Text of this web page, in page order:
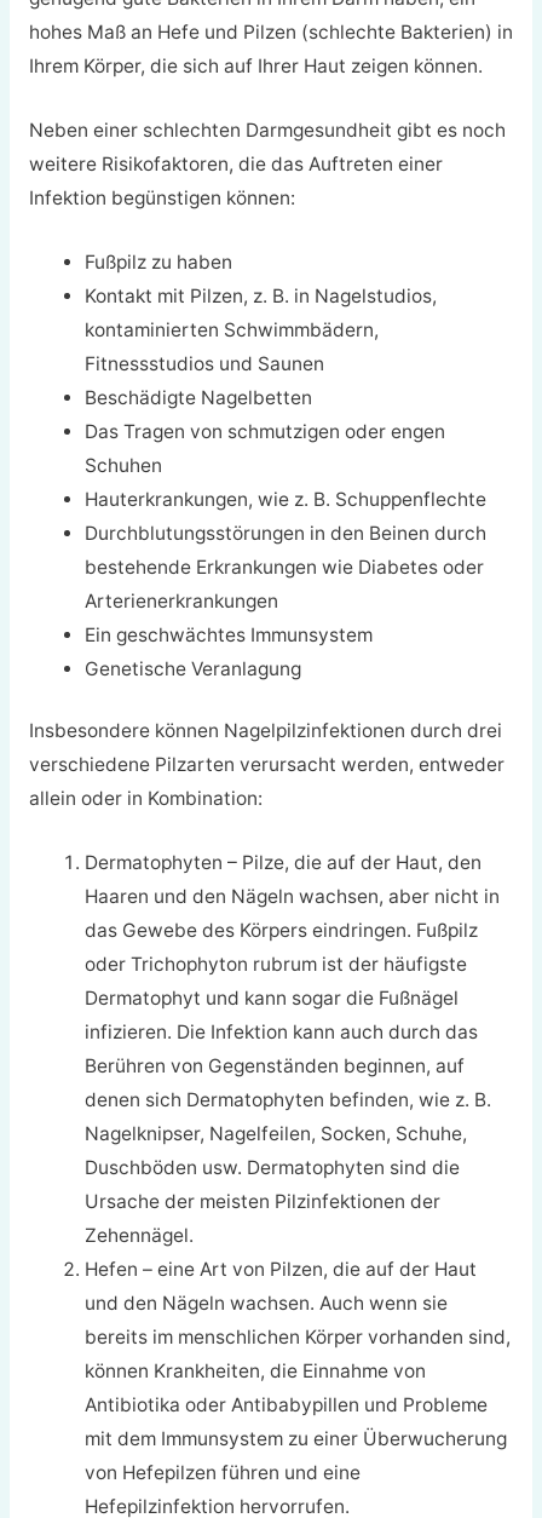
hohes Maß an Hefe und Pilzen (schlechte Bakterien) in
Ihrem Körper, die sich auf Ihrer Haut zeigen können.
Neben einer schlechten Darmgesundheit gibt es noch
weitere Risikofaktoren, die das Auftreten einer
Infektion begünstigen können:
Fußpilz zu haben
Kontakt mit Pilzen, z. B. in Nagelstudios,
kontaminierten Schwimmbädern,
Fitnessstudios und Saunen
Beschädigte Nagelbetten
Das Tragen von schmutzigen oder engen
Schuhen
Hauterkrankungen, wie z. B. Schuppenflechte
Durchblutungsstörungen in den Beinen durch
bestehende Erkrankungen wie Diabetes oder
Arterienerkrankungen
Ein geschwächtes Immunsystem
Genetische Veranlagung
Insbesondere können Nagelpilzinfektionen durch drei
verschiedene Pilzarten verursacht werden, entweder
allein oder in Kombination:
Dermatophyten – Pilze, die auf der Haut, den
Haaren und den Nägeln wachsen, aber nicht in
das Gewebe des Körpers eindringen. Fußpilz
oder Trichophyton rubrum ist der häufigste
Dermatophyt und kann sogar die Fußnägel
infizieren. Die Infektion kann auch durch das
Berühren von Gegenständen beginnen, auf
denen sich Dermatophyten befinden, wie z. B.
Nagelknipser, Nagelfeilen, Socken, Schuhe,
Duschböden usw. Dermatophyten sind die
Ursache der meisten Pilzinfektionen der
Zehennägel.
Hefen – eine Art von Pilzen, die auf der Haut
und den Nägeln wachsen. Auch wenn sie
bereits im menschlichen Körper vorhanden sind,
können Krankheiten, die Einnahme von
Antibiotika oder Antibabypillen und Probleme
mit dem Immunsystem zu einer Überwucherung
von Hefepilzen führen und eine
Hefepilzinfektion hervorrufen.